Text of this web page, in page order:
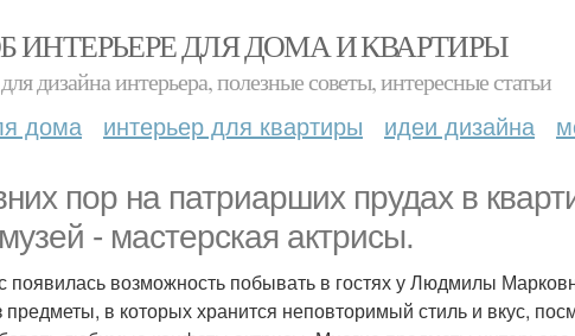
ИНТЕРЬЕРЕ ДЛЯ ДОМА И КВАРТИРЫ
дизайна интерьера, полезные советы, интересные статьи
дома интерьер для квартиры идеи дизайна
пор на патриарших прудах в
- мастерская актрисы.
появилась возможность побывать в гостях у Людмилы
предметы, в которых хранится неповторимый стиль и вкус,